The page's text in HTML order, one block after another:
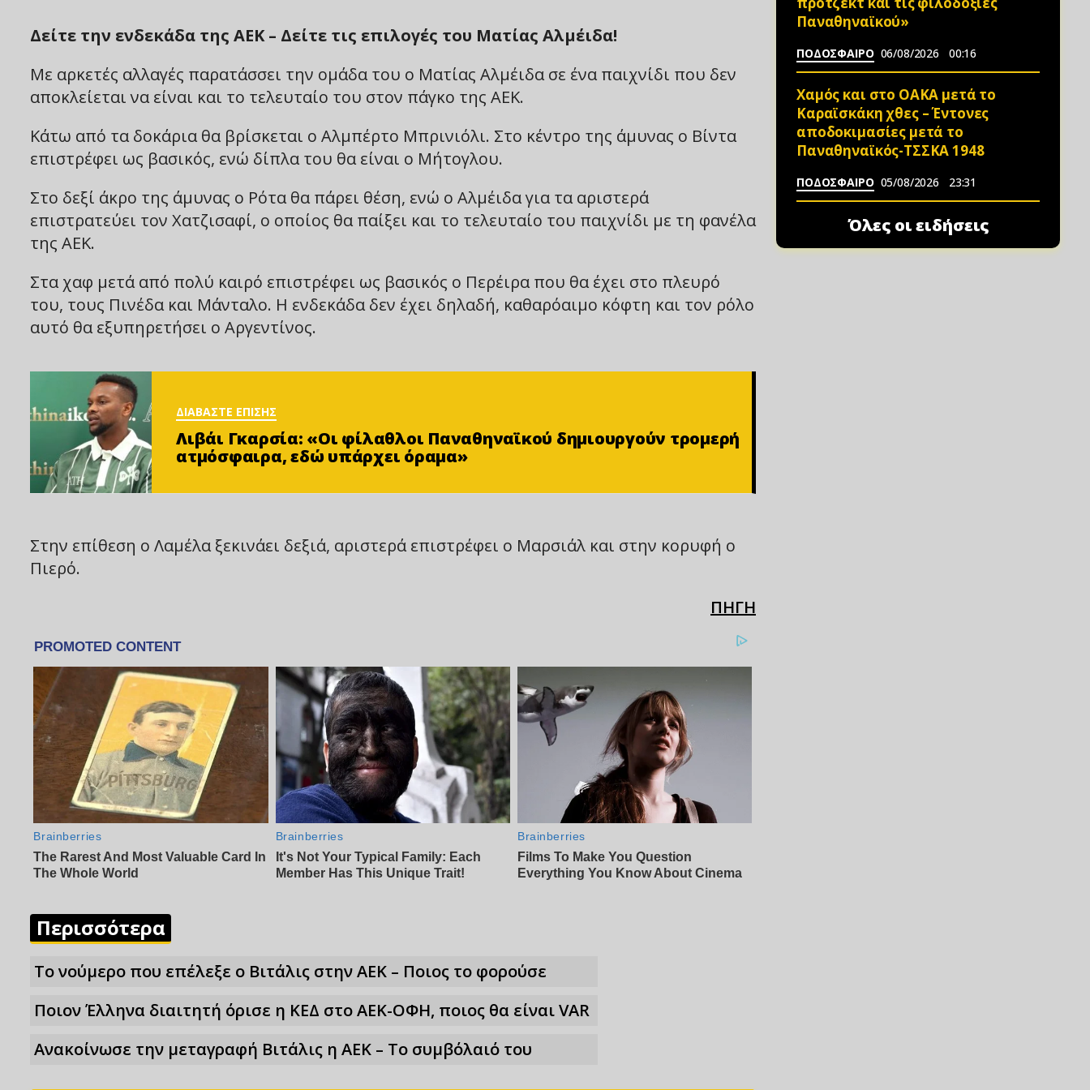
Δείτε την ενδεκάδα της ΑΕΚ – Δείτε τις επιλογές του Ματίας Αλμέιδα!
Με αρκετές αλλαγές παρατάσσει την ομάδα του ο Ματίας Αλμέιδα σε ένα παιχνίδι που δεν
αποκλείεται να είναι και το τελευταίο του στον πάγκο της ΑΕΚ.
Κάτω από τα δοκάρια θα βρίσκεται ο Αλμπέρτο Μπρινιόλι. Στο κέντρο της άμυνας ο Βίντα
επιστρέφει ως βασικός, ενώ δίπλα του θα είναι ο Μήτογλου.
Στο δεξί άκρο της άμυνας ο Ρότα θα πάρει θέση, ενώ ο Αλμέιδα για τα αριστερά
επιστρατεύει τον Χατζισαφί, ο οποίος θα παίξει και το τελευταίο του παιχνίδι με τη φανέλα
της ΑΕΚ.
Στα χαφ μετά από πολύ καιρό επιστρέφει ως βασικός ο Περέιρα που θα έχει στο πλευρό
του, τους Πινέδα και Μάνταλο. Η ενδεκάδα δεν έχει δηλαδή, καθαρόαιμο κόφτη και τον ρόλο
αυτό θα εξυπηρετήσει ο Αργεντίνος.
ΔΙΑΒΑΣΤΕ ΕΠΙΣΗΣ
Λιβάι Γκαρσία: «Οι φίλαθλοι Παναθηναϊκού δημιουργούν τρομερή
ατμόσφαιρα, εδώ υπάρχει όραμα»
Στην επίθεση ο Λαμέλα ξεκινάει δεξιά, αριστερά επιστρέφει ο Μαρσιάλ και στην κορυφή ο
Πιερό.
ΠΗΓΗ
Περισσότερα
Το νούμερο που επέλεξε ο Βιτάλις στην ΑΕΚ – Ποιος το φορούσε
Ποιον Έλληνα διαιτητή όρισε η ΚΕΔ στο ΑΕΚ-ΟΦΗ, ποιος θα είναι VAR
Ανακοίνωσε την μεταγραφή Βιτάλις η ΑΕΚ – Το συμβόλαιό του
Παναθηναϊκού»
ΠΟΔΟΣΦΑΙΡΟ 06/08/2026 00:16
Χαμός και στο ΟΑΚΑ μετά το
Καραϊσκάκη χθες – Έντονες
αποδοκιμασίες μετά το
Παναθηναϊκός-ΤΣΣΚΑ 1948
ΠΟΔΟΣΦΑΙΡΟ 05/08/2026 23:31
Όλες οι ειδήσεις